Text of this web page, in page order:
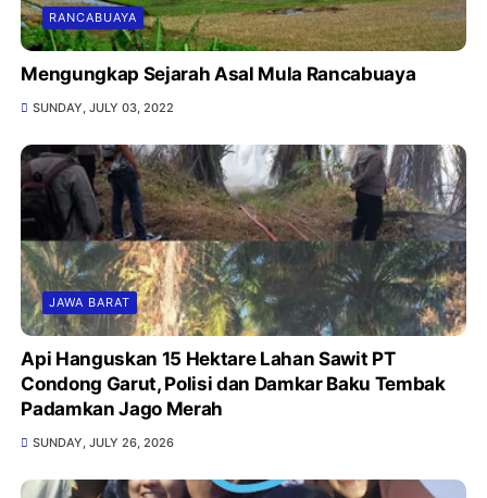
RANCABUAYA
Mengungkap Sejarah Asal Mula Rancabuaya
SUNDAY, JULY 03, 2022
JAWA BARAT
Api Hanguskan 15 Hektare Lahan Sawit PT
Condong Garut, Polisi dan Damkar Baku Tembak
Padamkan Jago Merah
SUNDAY, JULY 26, 2026